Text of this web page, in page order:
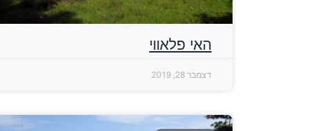
האי פלאווי
דצמבר 28, 2019